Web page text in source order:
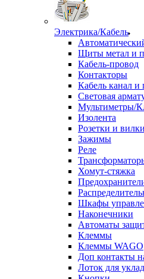
Электрика/Кабель
Щиты метал и
Кабель-провод
Контакторы
Кабель канал и
Световая
Мультиметры/
Изолента
Розетки и вилки
Зажимы
Реле
Хомут-стяжка
Шкафы
Наконечники
Автоматы
Клеммы
Клеммы WAGO
Доп контакты
Лоток для